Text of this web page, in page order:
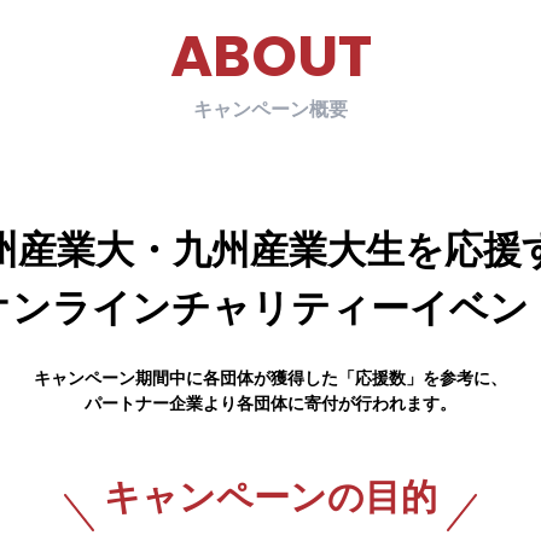
ABOUT
キャンペーン概要
産業大・九州産業大生を応援
ンラインチャリティーイベン
キャンペーン期間中に各団体が獲得した「応援数」を参考に、
パートナー企業より各団体に寄付が行われます。
キャンペーンの目的